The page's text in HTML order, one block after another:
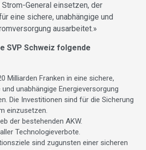
General einsetzen, der
eine sichere, unabhängige und
ausarbeitet.»
SVP Schweiz folgende
Milliarden Franken in eine sichere,
unabhängige Energieversorgung
Die Investitionen sind für die Sicherung
einzusetzen.
der bestehenden AKW.
Technologieverbote.
sind zugunsten einer sicheren